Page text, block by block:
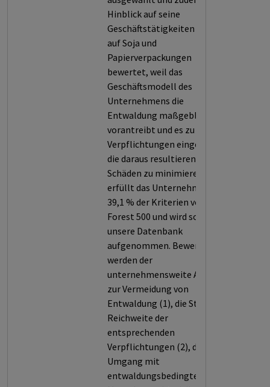
Hinblick auf seine
Geschäftstätigkeiten in Bezug
auf Soja und
Papierverpackungen
bewertet, weil das
Geschäftsmodell des
Unternehmens die
Entwaldung maßgeblich
vorantreibt und es zu geringe
Verpflichtungen eingeht, um
die daraus resultierenden
Schäden zu minimieren. So
erfüllt das Unternehmen nur
39,1 % der Kriterien von
Forest 500 und wird somit in
unsere Datenbank
aufgenommen. Bewertet
werden der
unternehmensweite Ansatz
zur Vermeidung von
Entwaldung (1), die Stärke und
Reichweite der
entsprechenden
Verpflichtungen (2), der
Umgang mit
entwaldungsbedingten